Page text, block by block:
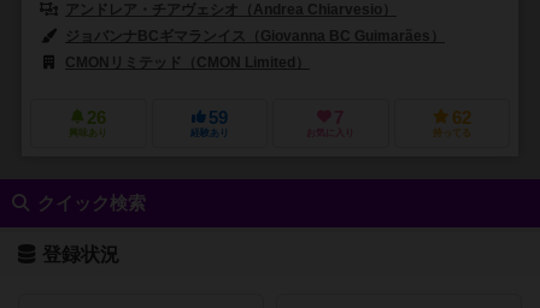
アンドレア・チアヴェシオ（Andrea Chiarvesio）
ジョバンナBCギマランイス（Giovanna BC Guimarães）
CMONリミテッド（CMON Limited）
26
興味あり
59
経験あり
7
お気に入り
62
持ってる
クイック検索
登録状況